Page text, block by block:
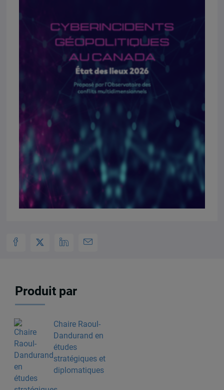
Produit par
Chaire Raoul-
Dandurand en
études
stratégiques et
diplomatiques